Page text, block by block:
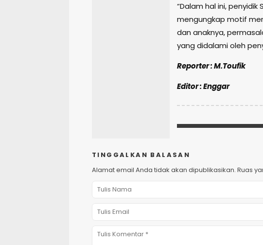
“Dalam hal ini,
mengungkap motif
dan anaknya,
yang didalami oleh
Reporter : M.Toufik
Editor : Enggar
TINGGALKAN BALASAN
Alamat email Anda tidak akan dipublikasikan. Ruas